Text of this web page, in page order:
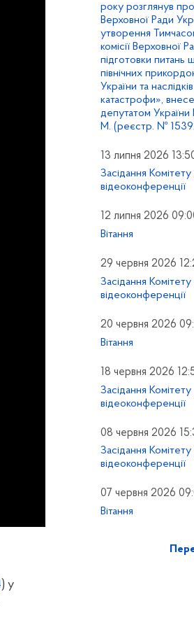
) у
року розглянув
Верховної Ради
утворення
комісії Верховної
підготовки питань
північних
України та
катастрофи»,
депутатом
М. (реєстр. №
13 липня 2026
Засідання
відеоконференції
12 липня 2026
Вітання
29 червня 2026
Засідання
відеоконференції
20 червня 2026
Вітання
18 червня 2026
Засідання
відеоконференції
08 червня 2026
Засідання
відеоконференції
07 червня 2026
Вітання